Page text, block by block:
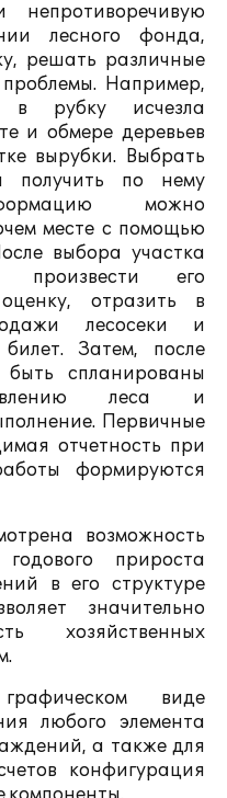
непротиворечивую
лесного фонда,
решать различные
Например,
в рубку исчезла
и обмере деревьев
вырубки. Выбрать
получить по нему
можно
месте с помощью
выбора участка
произвести его
отразить в
лесосеки и
Затем, после
спланированы
леса и
Первичные
отчетность при
формируются
возможность
прироста
в его структуре
значительно
хозяйственных
виде
любого элемента
а также для
конфигурация